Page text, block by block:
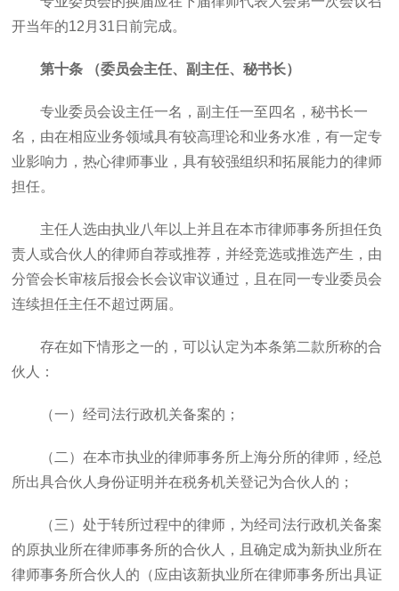
开当年的12月31日前完成。
第十条 （委员会主任、副主任、秘书长）
专业委员会设主任一名，副主任一至四名，秘书长一
名，由在相应业务领域具有较高理论和业务水准，有一定专
业影响力，热心律师事业，具有较强组织和拓展能力的律师
担任。
主任人选由执业八年以上并且在本市律师事务所担任负
责人或合伙人的律师自荐或推荐，并经竞选或推选产生，由
分管会长审核后报会长会议审议通过，且在同一专业委员会
连续担任主任不超过两届。
存在如下情形之一的，可以认定为本条第二款所称的合
伙人：
（一）经司法行政机关备案的；
（二）在本市执业的律师事务所上海分所的律师，经总
所出具合伙人身份证明并在税务机关登记为合伙人的；
（三）处于转所过程中的律师，为经司法行政机关备案
的原执业所在律师事务所的合伙人，且确定成为新执业所在
律师事务所合伙人的（应由该新执业所在律师事务所出具证